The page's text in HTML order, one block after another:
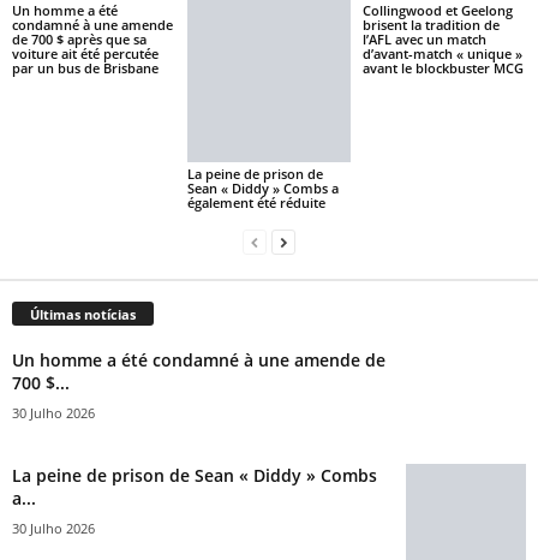
Un homme a été
condamné à une amende
de 700 $ après que sa
voiture ait été percutée
par un bus de Brisbane
La peine de prison de
Sean « Diddy » Combs a
également été réduite
Collingwood et Geelong
brisent la tradition de
l’AFL avec un match
d’avant-match « unique »
avant le blockbuster MCG
Últimas notícias
Un homme a été condamné à une amende de
700 $...
30 Julho 2026
La peine de prison de Sean « Diddy » Combs
a...
30 Julho 2026